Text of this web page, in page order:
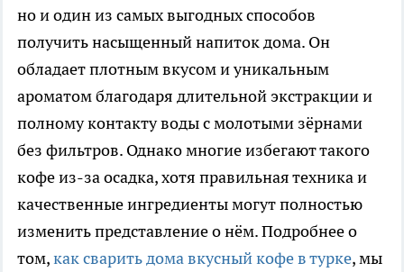
но и один из самых выгодных способов
получить насыщенный напиток дома. Он
обладает плотным вкусом и уникальным
ароматом благодаря длительной экстракции и
полному контакту воды с молотыми зёрнами
без фильтров. Однако многие избегают такого
кофе из-за осадка, хотя правильная техника и
качественные ингредиенты могут полностью
изменить представление о нём. Подробнее о
том,как сварить дома вкусный кофе в турке, мы